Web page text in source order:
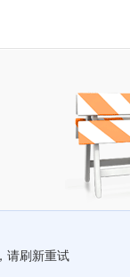
请刷新重试